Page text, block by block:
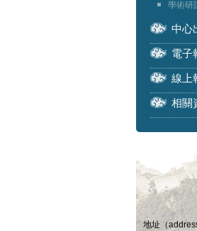
學術研
中心
電子
線上
相關
地址（